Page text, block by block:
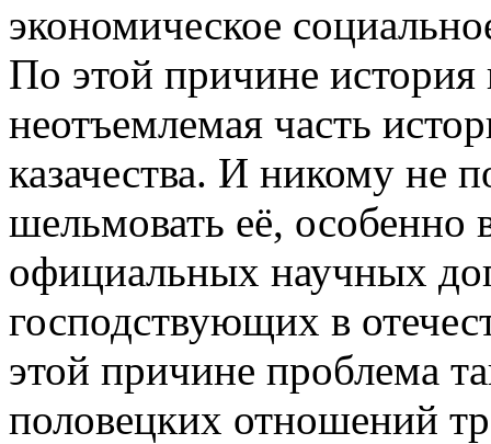
экономическое
По этой причине история
неотъемлемая часть
казачества. И никому не
шельмовать её,
официальных научных
господствующих в
этой причине проблема
половецких отношений